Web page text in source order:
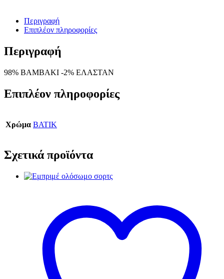
Περιγραφή
Επιπλέον πληροφορίες
Περιγραφή
98% ΒΑΜΒΑΚΙ -2% ΕΛΑΣΤΑΝ
Επιπλέον πληροφορίες
Χρώμα BATIK
Σχετικά προϊόντα